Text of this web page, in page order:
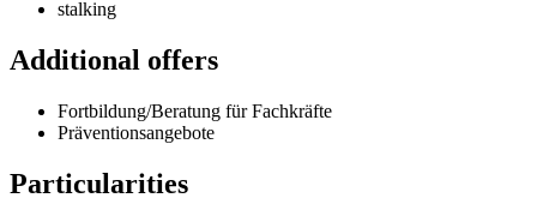
stalking
Additional offers
Fortbildung/Beratung für Fachkräfte
Präventionsangebote
Particularities